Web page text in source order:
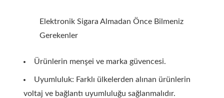
Elektronik Sigara Almadan Önce Bilmeniz
Gerekenler
Ürünlerin menşei ve marka güvencesi.
Uyumluluk: Farklı ülkelerden alınan ürünlerin
voltaj ve bağlantı uyumluluğu sağlanmalıdır.